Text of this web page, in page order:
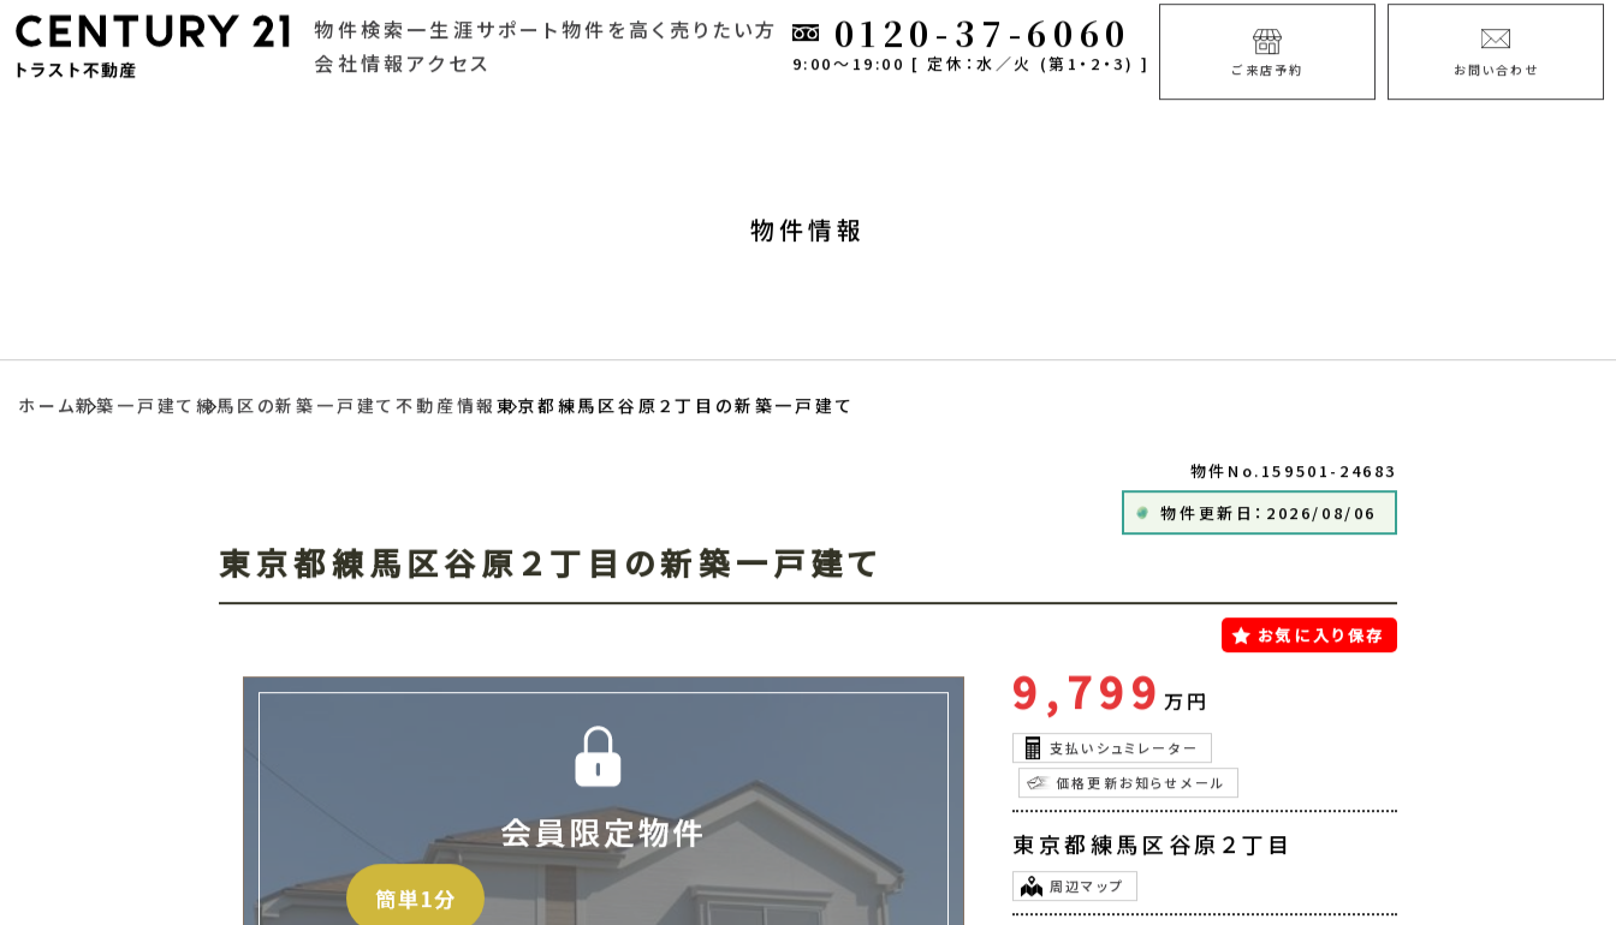
物件検索 一生涯サポート物件を高く売りたい方
会社情報アクセス
0120-37-6060
9:00～19:00 [ 定休：水／火 (第1・2・3) ] ご来店予約 お問い合わせ
物件情報
ホーム新築一戸建て練馬区の新築一戸建て不動産情報東京都練馬区谷原２丁目の新築一戸建て
物件No.159501-24683
物件更新日：2026/08/06
東京都練馬区谷原２丁目の新築一戸建て
お気に入り保存
9,799 万円
支払いシュミレーター
価格更新お知らせメール
東京都練馬区谷原２丁目
周辺マップ